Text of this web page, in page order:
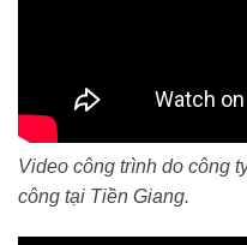
Video công trình do công
công tại Tiền Giang.